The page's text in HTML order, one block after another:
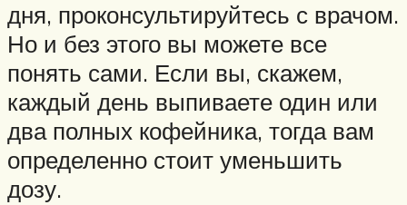
дня, проконсультируйтесь с врачом.
Но и без этого вы можете все
понять сами. Если вы, скажем,
каждый день выпиваете один или
два полных кофейника, тогда вам
определенно стоит уменьшить
дозу.